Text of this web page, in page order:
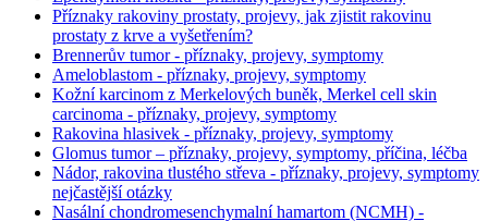
Příznaky rakoviny prostaty, projevy, jak zjistit rakovinu
prostaty z krve a vyšetřením?
Brennerův tumor - příznaky, projevy, symptomy
Ameloblastom - příznaky, projevy, symptomy
Kožní karcinom z Merkelových buněk, Merkel cell skin
carcinoma - příznaky, projevy, symptomy
Rakovina hlasivek - příznaky, projevy, symptomy
Glomus tumor – příznaky, projevy, symptomy, příčina, léčba
Nádor, rakovina tlustého střeva - příznaky, projevy, symptomy
nejčastější otázky
Nasální chondromesenchymalní hamartom (NCMH) -